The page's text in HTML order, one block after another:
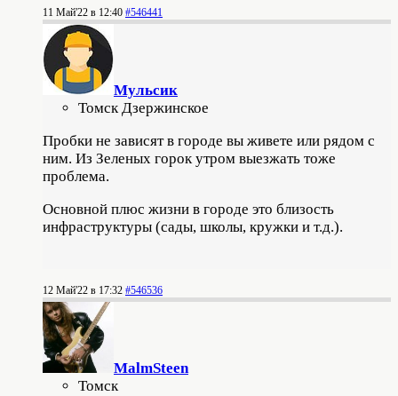
11 Май'22 в 12:40 #546441
Мульсик
Томск Дзержинское
Пробки не зависят в городе вы живете или рядом с
ним. Из Зеленых горок утром выезжать тоже
проблема.
Основной плюс жизни в городе это близость
инфраструктуры (сады, школы, кружки и т.д.).
12 Май'22 в 17:32 #546536
MalmSteen
Томск